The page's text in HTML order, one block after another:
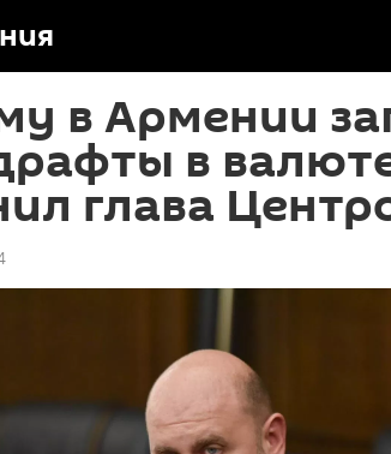
в Армении
в
глава